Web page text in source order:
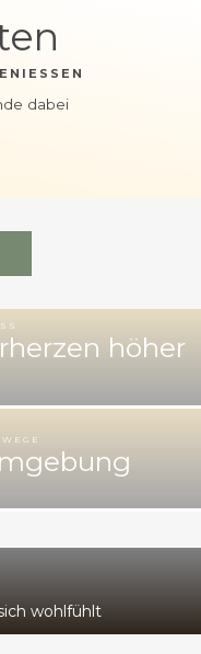
dabei
höher
wohlfühlt